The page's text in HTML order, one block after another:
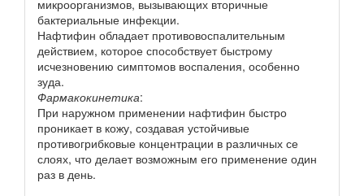
микроорганизмов, вызывающих вторичные
бактериальные инфекции.
Нафтифин обладает противовоспалительным
действием, которое способствует быстрому
исчезновению симптомов воспаления, особенно
зуда.
Фармакокинетика:
При наружном применении нафтифин быстро
проникает в кожу, создавая устойчивые
противогрибковые концентрации в различных се
слоях, что делает возможным его применение один
раз в день.